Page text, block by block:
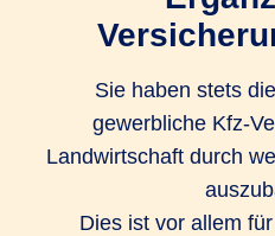
Sie haben stets
gewerbliche Kfz-
Landwirtschaft durch
Dies ist vor allem